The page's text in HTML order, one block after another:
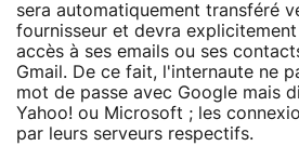
sera automatiquement transféré
fournisseur et devra
accès à ses emails ou ses
Gmail. De ce fait, l'internaute ne
mot de passe avec Google mais
Yahoo! ou Microsoft ; les
par leurs serveurs respectifs.